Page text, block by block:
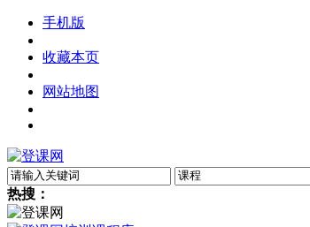
手机版
收藏本页
网站地图
热搜：